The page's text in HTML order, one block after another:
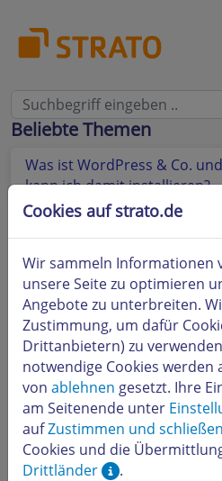
Beliebte Themen
Was ist WordPress & Co.
kann ich damit installieren?
Cookies auf strato.de
Wir sammeln Informationen
unsere Seite zu optimieren
Angebote zu unterbreiten.
Zustimmung, um dafür
Drittanbietern) zu
notwendige Cookies werden
von ablehnen gesetzt. Ihre
am Seitenende unter
aufZustimmen und schließen
Cookies und die
Drittländer
.